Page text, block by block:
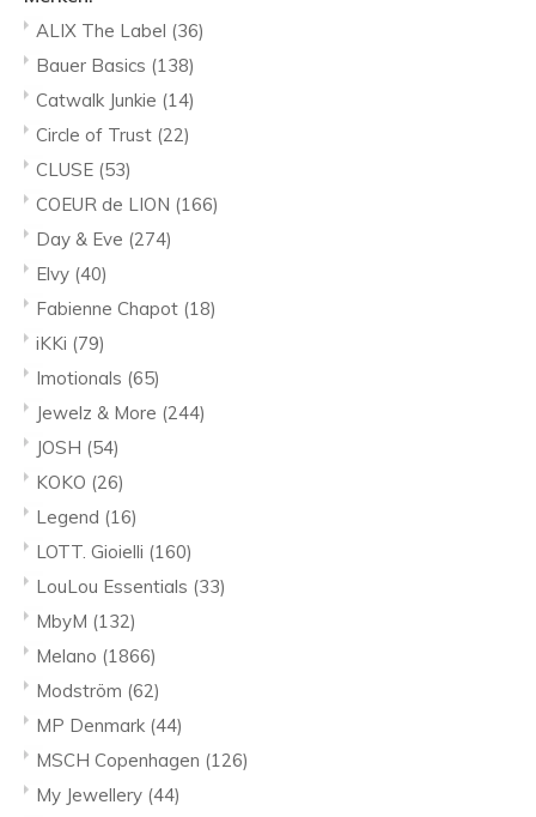
ALIX The Label (36)
Bauer Basics (138)
Catwalk Junkie (14)
Circle of Trust (22)
CLUSE (53)
COEUR de LION (166)
Day & Eve (274)
Elvy (40)
Fabienne Chapot (18)
iKKi (79)
Imotionals (65)
Jewelz & More (244)
JOSH (54)
KOKO (26)
Legend (16)
LOTT. Gioielli (160)
LouLou Essentials (33)
MbyM (132)
Melano (1866)
Modström (62)
MP Denmark (44)
MSCH Copenhagen (126)
My Jewellery (44)